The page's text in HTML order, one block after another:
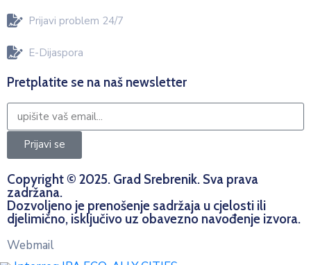
Prijavi problem 24/7
E-Dijaspora
Pretplatite se na naš newsletter
Prijavi se
Copyright © 2025. Grad Srebrenik. Sva prava
zadržana.
Dozvoljeno je prenošenje sadržaja u cjelosti ili
djelimično, isključivo uz obavezno navođenje izvora.
Webmail